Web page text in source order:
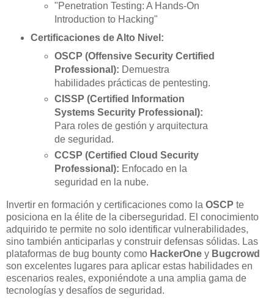
"Penetration Testing: A Hands-On
Introduction to Hacking"
Certificaciones de Alto Nivel:
OSCP (Offensive Security Certified
Professional): Demuestra
habilidades prácticas de pentesting.
CISSP (Certified Information
Systems Security Professional):
Para roles de gestión y arquitectura
de seguridad.
CCSP (Certified Cloud Security
Professional): Enfocado en la
seguridad en la nube.
Invertir en formación y certificaciones como la OSCP te
posiciona en la élite de la ciberseguridad. El conocimiento
adquirido te permite no solo identificar vulnerabilidades,
sino también anticiparlas y construir defensas sólidas. Las
plataformas de bug bounty como HackerOne y Bugcrowd
son excelentes lugares para aplicar estas habilidades en
escenarios reales, exponiéndote a una amplia gama de
tecnologías y desafíos de seguridad.